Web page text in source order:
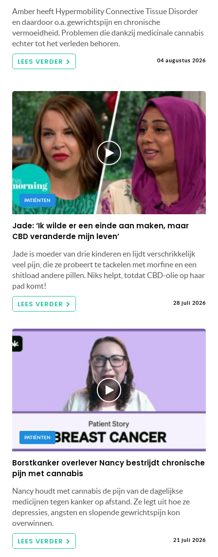
Amber heeft Hypermobility Connective Tissue Disorder
en daardoor o.a. gewrichtspijn en chronische
vermoeidheid. Problemen die dankzij medicinale cannabis
echter tot het verleden behoren.
LEES VERDER 04 augustus 2026
PATIËNTEN
Jade: ‘Ik wilde er een einde aan maken, maar
CBD veranderde mijn leven’
Jade is moeder van drie kinderen en lijdt verschrikkelijk
veel pijn, die ze probeert te tackelen met morfine en een
shitload andere pillen. Niks helpt, totdat CBD-olie op haar
pad komt!
LEES VERDER 28 juli 2026
PATIËNTEN
Borstkanker overlever Nancy bestrijdt chronische
pijn met cannabis
Nancy houdt met cannabis de pijn van de dagelijkse
medicijnen tegen kanker op afstand. Ze legt uit hoe ze
depressies, angsten en slopende gewrichtspijn kon
overwinnen.
LEES VERDER 21 juli 2026